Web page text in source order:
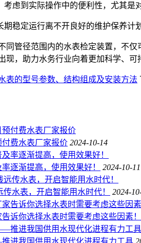
到实际操作中的便利性，尤其是
定运行离不开良好的维护保养计
管径范围内的水表检定装置，不仅
现，助力水务行业向着更加科学、可
表的型号参数、结构组成及安装方法
付费水表厂家报价 2024-10-14
逐渐提高，使用效果好！ 2024-10-11
水表，开启智能用水时代！ 2024-
诉你选择水表时需要考虑这些因素！
进我国供用水现代化进程有力工具